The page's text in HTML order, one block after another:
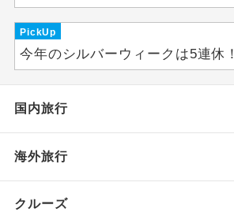
PickUp
今年のシルバーウィークは5連休！
国内旅行
海外旅行
クルーズ